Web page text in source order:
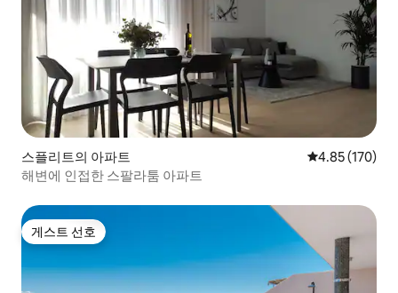
스플리트의 아파트 평점 4.85점(5
4.85 (170)
해변에 인접한 스팔라툼 아파트
게스트 선호
게스트 선호